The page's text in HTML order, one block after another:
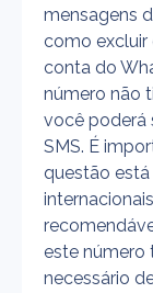
mensagens
como excluir
conta do
número não
você poderá
SMS. É
questão
este número
necessário